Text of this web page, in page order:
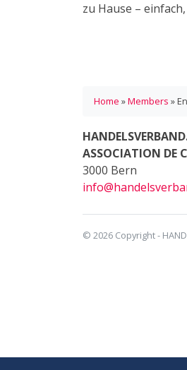
zu Hause –
Home »Members »
ASSOCIATION DE
3000 Bern
© 2026 Copyright -